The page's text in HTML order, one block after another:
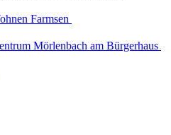
Farmsen
Mörlenbach am Bürgerhaus